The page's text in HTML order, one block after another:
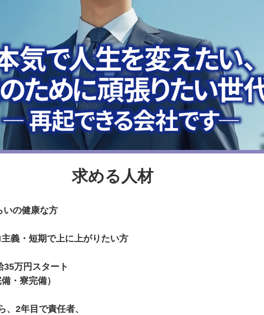
求める人材
いの健康な方
義・短期で上に上がりたい方
35万円スタート
寮完備）
、2年目で責任者、